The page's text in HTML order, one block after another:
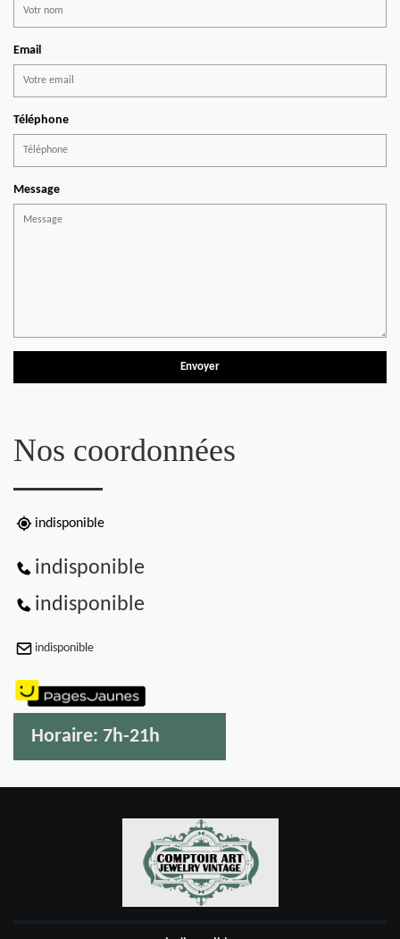
Email
Téléphone
Message
Nos coordonnées
indisponible
indisponible
indisponible
indisponible
Horaire: 7h-21h